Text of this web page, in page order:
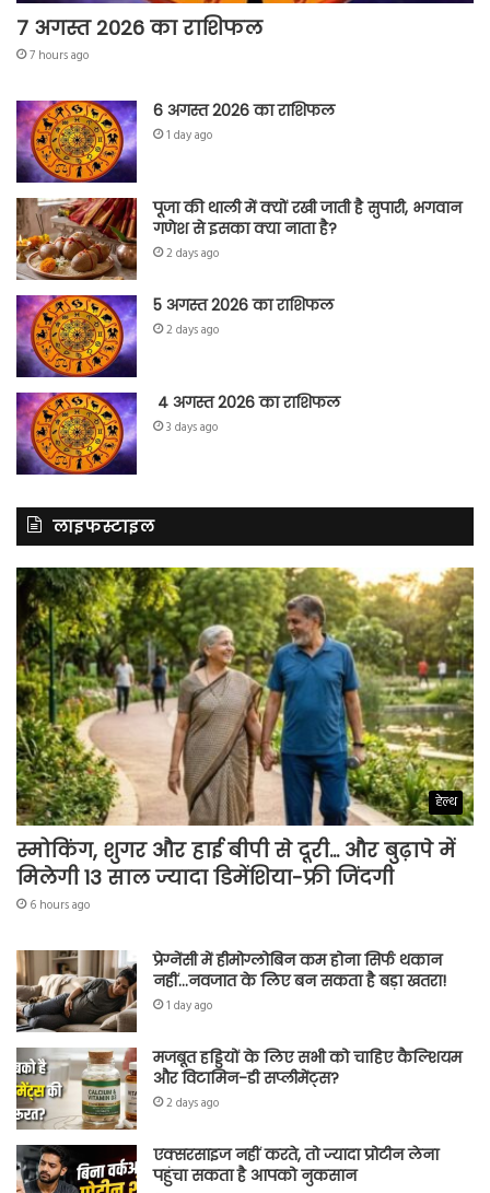
7 अगस्त 2026 का राशिफल
7 hours ago
6 अगस्त 2026 का राशिफल
1 day ago
पूजा की थाली में क्यों रखी जाती है सुपारी, भगवान
गणेश से इसका क्या नाता है?
2 days ago
5 अगस्त 2026 का राशिफल
2 days ago
4 अगस्त 2026 का राशिफल
3 days ago
लाइफस्टाइल
हेल्थ
स्मोकिंग, शुगर और हाई बीपी से दूरी… और बुढ़ापे में
मिलेगी 13 साल ज्यादा डिमेंशिया-फ्री जिंदगी
6 hours ago
प्रेग्नेंसी में हीमोग्लोबिन कम होना सिर्फ थकान
नहीं…नवजात के लिए बन सकता है बड़ा खतरा!
1 day ago
मजबूत हड्डियों के लिए सभी को चाहिए कैल्शियम
और विटामिन-डी सप्लीमेंट्स?
2 days ago
एक्सरसाइज नहीं करते, तो ज्यादा प्रोटीन लेना
पहुंचा सकता है आपको नुकसान